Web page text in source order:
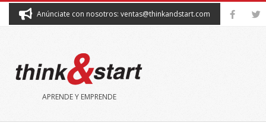
Anúnciate con nosotros: ventas@thinkandstart.com
THINK&START
APRENDE Y EMPRENDE